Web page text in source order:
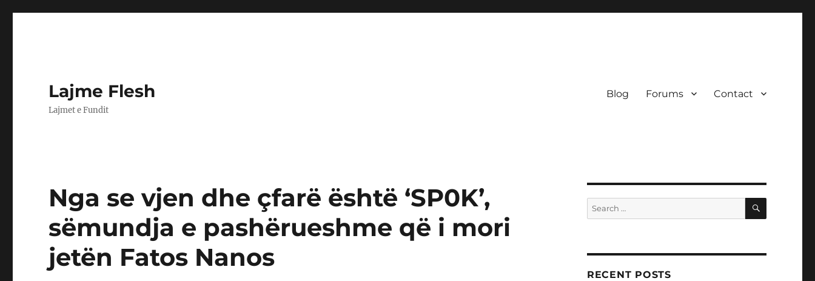
Lajme Flesh
Lajmet e Fundit
Blog Forums Contact
Nga se vjen dhe çfarë është ‘SP0K’,
sëmundja e pashërueshme që i mori
jetën Fatos Nanos
Search
for:
SEARCH
RECENT POSTS